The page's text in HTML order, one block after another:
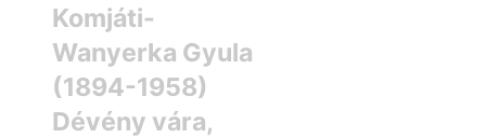
Komjáti-
Wanyerka Gyula
(1894-1958)
Dévény vára,